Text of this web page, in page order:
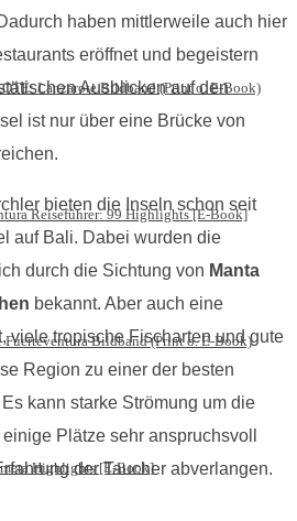
Lanzarote Bildband (Print o. E-Book)
Reiseführer: 99 Highlights [E-Book]
Fuerteventura Bildband (Print o. E-Book)
Highlights [E-Book]
haben mittlerweile auch hier
eröffnet und begeistern
Ausblicken auf den
ist nur über eine Brücke von
bieten die Inseln schon seit
auf Bali. Dabei wurden die
durch die Sichtung von Manta
bekannt. Aber auch eine
viele tropische Fischarten und gute
Region zu einer der besten
kann starke Strömung um die
Plätze sehr anspruchsvoll
der Taucher abverlangen.